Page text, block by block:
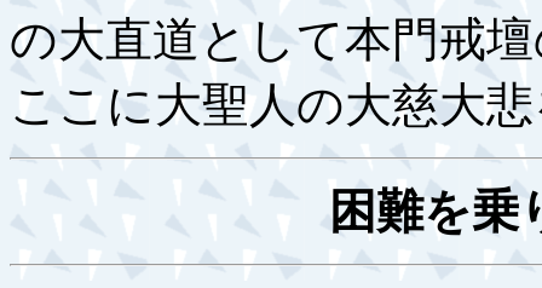
の大直道として本門戒
ここに大聖人の大慈大
困難を乗